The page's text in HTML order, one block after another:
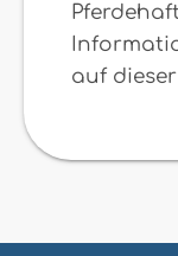
auf dieser